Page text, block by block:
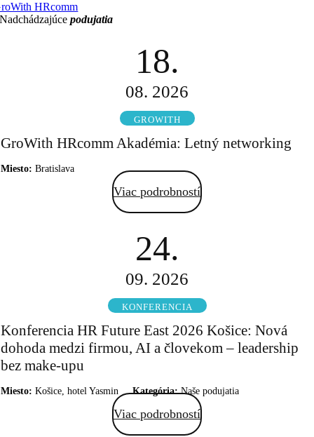
HRcomm
Nadchádzajúcepodujatia
18.
08. 2026
GROWITH
GroWith HRcomm Akadémia: Letný networking
Miesto: Bratislava
Viac podrobností
24.
09. 2026
KONFERENCIA
Konferencia HR Future East 2026 Košice: Nová
dohoda medzi firmou, AI a človekom – leadership
bez make-upu
Miesto: Košice, hotel Yasmin Kategória:Naše podujatia
Viac podrobností